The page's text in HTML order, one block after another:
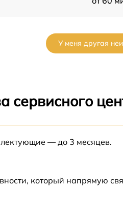
от 60
У меня другая
сервисного
— до 3 месяцев.
который напрямую